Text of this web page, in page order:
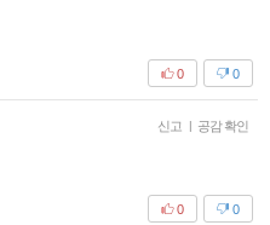
0
0
신고 | 공감 확인
0
0